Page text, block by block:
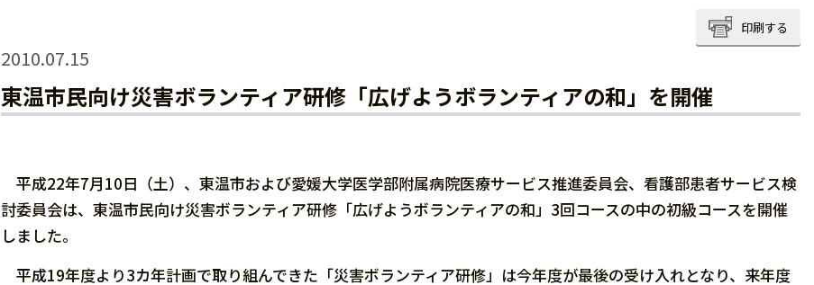
印刷する
2010.07.15
東温市民向け災害ボランティア研修「広げようボランティアの和」を開催
平成22年7月10日（土）、東温市および愛媛大学医学部附属病院医療サービス推進委員会、看護部患者サービス検
討委員会は、東温市民向け災害ボランティア研修「広げようボランティアの和」3回コースの中の初級コースを開催
しました。
平成19年度より3カ年計画で取り組んできた「災害ボランティア研修」は今年度が最後の受け入れとなり、来年度